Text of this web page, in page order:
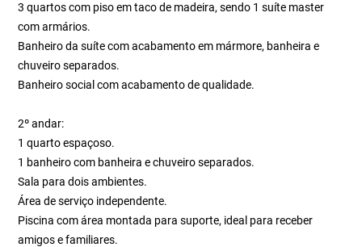
3 quartos com piso em taco de madeira, sendo 1 suíte master
com armários.
Banheiro da suíte com acabamento em mármore, banheira e
chuveiro separados.
Banheiro social com acabamento de qualidade.
2º andar:
1 quarto espaçoso.
1 banheiro com banheira e chuveiro separados.
Sala para dois ambientes.
Área de serviço independente.
Piscina com área montada para suporte, ideal para receber
amigos e familiares.